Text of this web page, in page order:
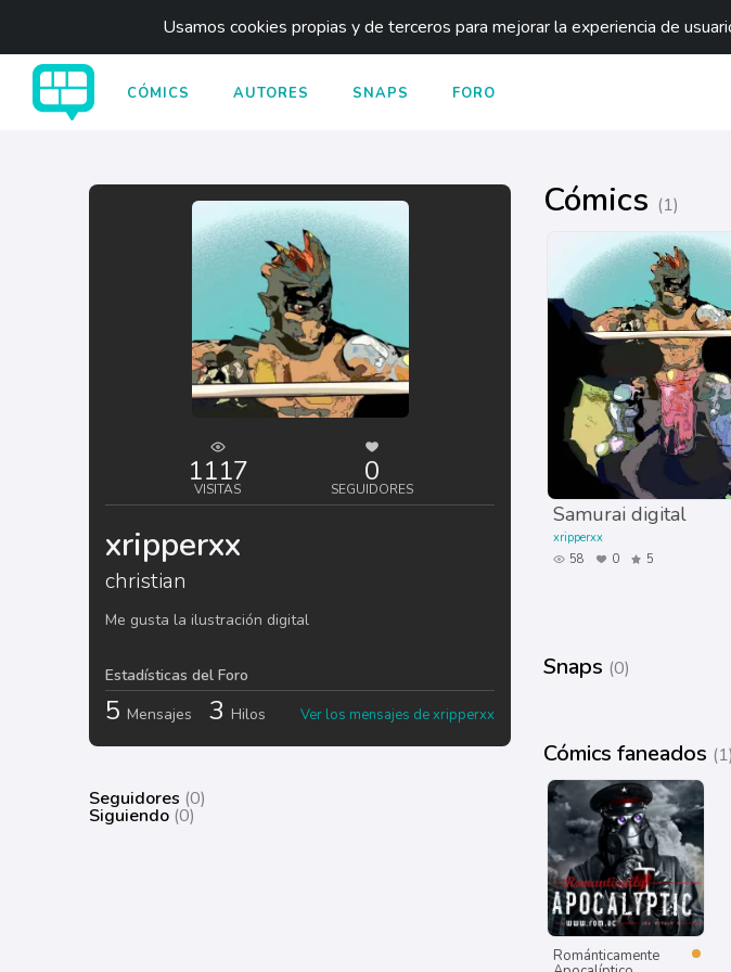
Usamos cookies propias y de terceros para mejorar la experiencia de
CÓMICS AUTORES SNAPS FORO
1117
VISITAS
0
SEGUIDORES
xripperxx
christian
Me gusta la ilustración digital
Estadísticas del Foro
5 Mensajes 3 Hilos Ver los mensajes de xripperxx
Seguidores (0)
Siguiendo (0)
Cómics (1)
Samurai digital
xripperxx
58
0 5
Snaps (0)
Cómics faneados (1)
Románticamente